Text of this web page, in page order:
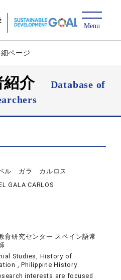
ページ
紹介
Database of
ル ガラ カルロス
GALA CARLOS
育研究センター スペイン語常
Studies, History of
, Philippine History
interests are focused